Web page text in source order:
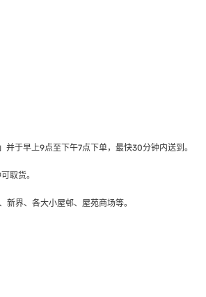
于早上9点至下午7点下单，最快30分钟内送到​。
取货。
界、各大小屋邨、屋苑商场等。